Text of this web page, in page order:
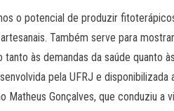
o potencial de produzir
Também serve para
às demandas da saúde quanto
pela UFRJ e disponibilizada
Gonçalves, que conduziu a